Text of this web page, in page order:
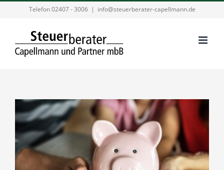
Telefon 02407 - 3006 | info@steuerberater-capellmann.de